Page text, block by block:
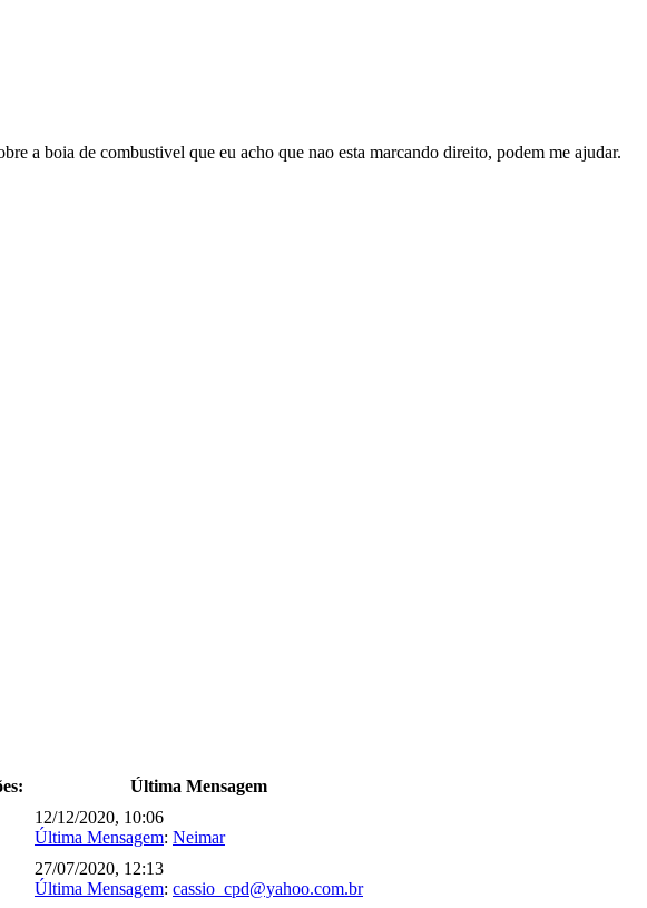
a boia de combustivel que eu acho que nao esta marcando direito, podem me ajudar.
Última Mensagem
12/12/2020, 10:06
Última Mensagem: Neimar
27/07/2020, 12:13
Última Mensagem: cassio_cpd@yahoo.com.br